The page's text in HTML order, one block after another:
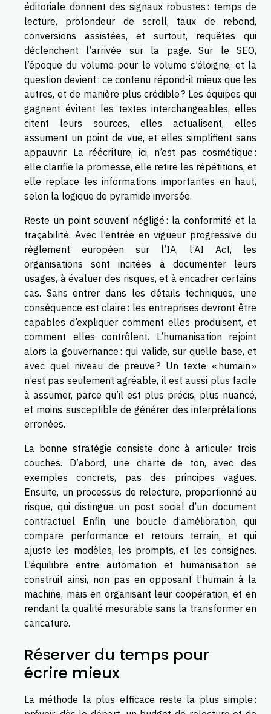
éditoriale donnent des signaux robustes : temps de
lecture, profondeur de scroll, taux de rebond,
conversions assistées, et surtout, requêtes qui
déclenchent l’arrivée sur la page. Sur le SEO,
l’époque du volume pour le volume s’éloigne, et la
question devient : ce contenu répond-il mieux que les
autres, et de manière plus crédible ? Les équipes qui
gagnent évitent les textes interchangeables, elles
citent leurs sources, elles actualisent, elles
assument un point de vue, et elles simplifient sans
appauvrir. La réécriture, ici, n’est pas cosmétique :
elle clarifie la promesse, elle retire les répétitions, et
elle replace les informations importantes en haut,
selon la logique de pyramide inversée.
Reste un point souvent négligé : la conformité et la
traçabilité. Avec l’entrée en vigueur progressive du
règlement européen sur l’IA, l’AI Act, les
organisations sont incitées à documenter leurs
usages, à évaluer des risques, et à encadrer certains
cas. Sans entrer dans les détails techniques, une
conséquence est claire : les entreprises devront être
capables d’expliquer comment elles produisent, et
comment elles contrôlent. L’humanisation rejoint
alors la gouvernance : qui valide, sur quelle base, et
avec quel niveau de preuve ? Un texte « humain »
n’est pas seulement agréable, il est aussi plus facile
à assumer, parce qu’il est plus précis, plus nuancé,
et moins susceptible de générer des interprétations
erronées.
La bonne stratégie consiste donc à articuler trois
couches. D’abord, une charte de ton, avec des
exemples concrets, pas des principes vagues.
Ensuite, un processus de relecture, proportionné au
risque, qui distingue un post social d’un document
contractuel. Enfin, une boucle d’amélioration, qui
compare performance et retours terrain, et qui
ajuste les modèles, les prompts, et les consignes.
L’équilibre entre automation et humanisation se
construit ainsi, non pas en opposant l’humain à la
machine, mais en organisant leur coopération, et en
rendant la qualité mesurable sans la transformer en
caricature.
Réserver du temps pour
écrire mieux
La méthode la plus efficace reste la plus simple :